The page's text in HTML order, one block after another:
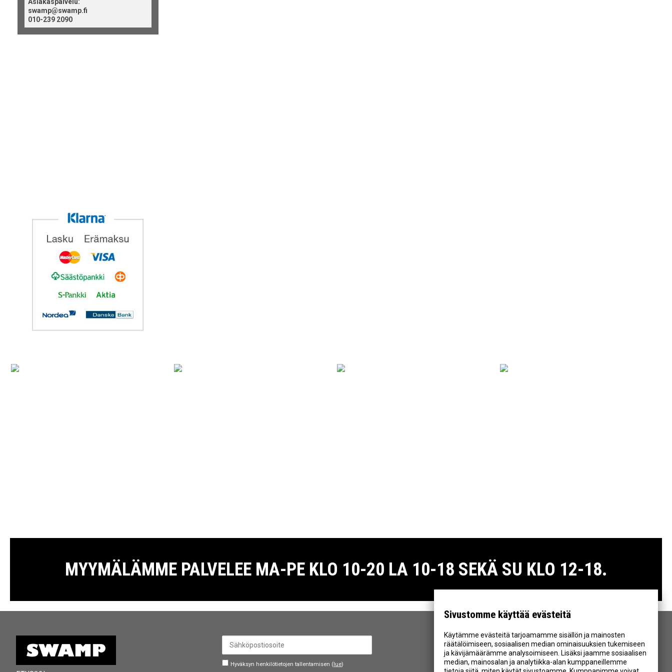
Sivustomme käyttää evästeitä
Käytämme evästeitä tarjoamamme sisällön ja mainosten
räätälöimiseen, sosiaalisen median ominaisuuksien tukemiseen
ja kävijämäärämme analysoimiseen. Lisäksi jaamme sosiaalisen
median, mainosalan ja analytiikka-alan kumppaneillemme
swamp@swamp.fi
010-239 2090
MYYMÄLÄMME PALVELEE MA-PE KLO 10-20 LA 10-18 SEKÄ SU KLO 12-18.
Hyväksyn henkilötietojen tallentamisen ( lue)
SEURAA MEITÄ